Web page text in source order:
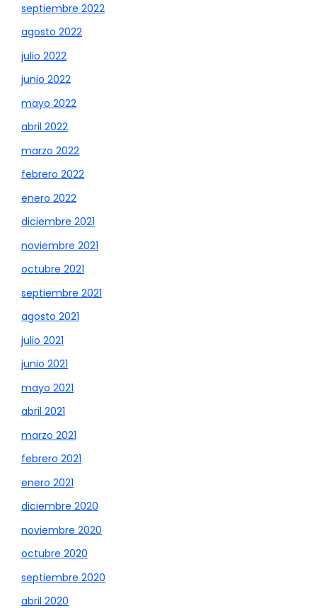
septiembre 2022
agosto 2022
julio 2022
junio 2022
mayo 2022
abril 2022
marzo 2022
febrero 2022
enero 2022
diciembre 2021
noviembre 2021
octubre 2021
septiembre 2021
agosto 2021
julio 2021
junio 2021
mayo 2021
abril 2021
marzo 2021
febrero 2021
enero 2021
diciembre 2020
noviembre 2020
octubre 2020
septiembre 2020
abril 2020